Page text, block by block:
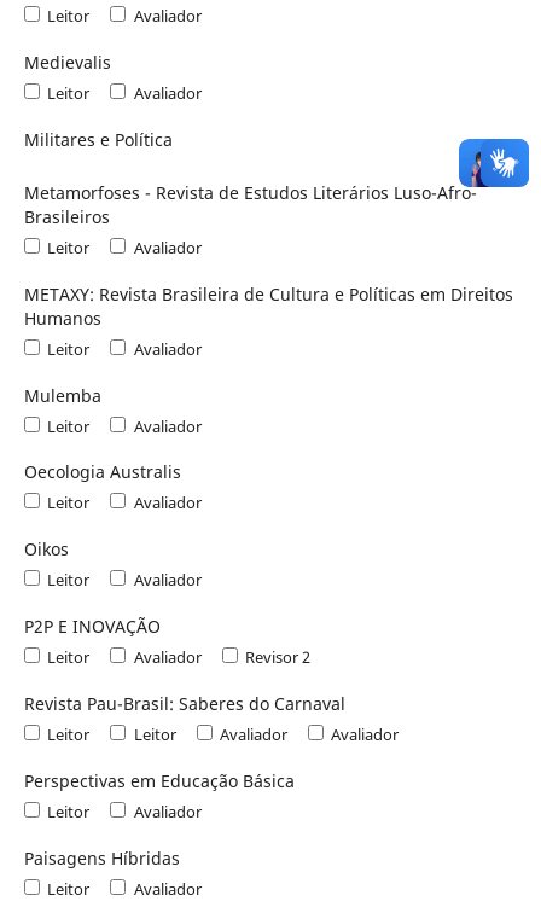
Leitor Avaliador
Medievalis
Leitor Avaliador
Militares e Política
Metamorfoses - Revista de Estudos Literários Luso-Afro-
Brasileiros
Leitor Avaliador
METAXY: Revista Brasileira de Cultura e Políticas em Direitos
Humanos
Leitor Avaliador
Mulemba
Leitor Avaliador
Oecologia Australis
Leitor Avaliador
Oikos
Leitor Avaliador
P2P E INOVAÇÃO
Leitor Avaliador Revisor 2
Revista Pau-Brasil: Saberes do Carnaval
Leitor Leitor Avaliador Avaliador
Perspectivas em Educação Básica
Leitor Avaliador
Paisagens Híbridas
Leitor Avaliador